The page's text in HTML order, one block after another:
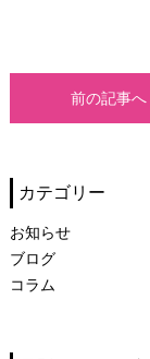
前の記事へ
カテゴリー
お知らせ
ブログ
コラム